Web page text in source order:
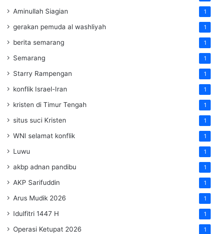
Aminullah Siagian 1
gerakan pemuda al washliyah 1
berita semarang 1
Semarang 1
Starry Rampengan 1
konflik Israel-Iran 1
kristen di Timur Tengah 1
situs suci Kristen 1
WNI selamat konflik 1
Luwu 1
akbp adnan pandibu 1
AKP Sarifuddin 1
Arus Mudik 2026 1
Idulfitri 1447 H 1
Operasi Ketupat 2026 1